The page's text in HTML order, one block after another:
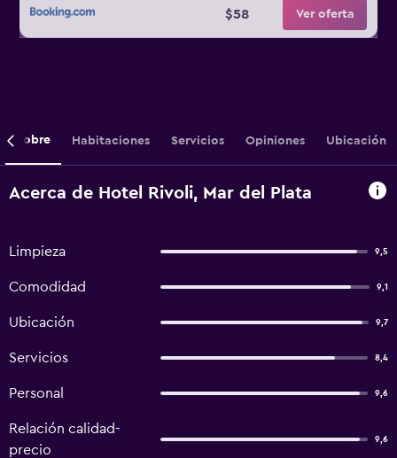
$58 Ver oferta
Sobre Habitaciones Servicios Opiniones Ubicación
Acerca de Hotel Rivoli, Mar del Plata
Limpieza 9,5
Comodidad 9,1
Ubicación 9,7
Servicios 8,4
Personal 9,6
Relación calidad-
precio
9,6